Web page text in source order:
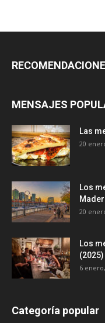
MENSAJES
Las
20
Los
20
Los
(2025)
6
Categoría popular